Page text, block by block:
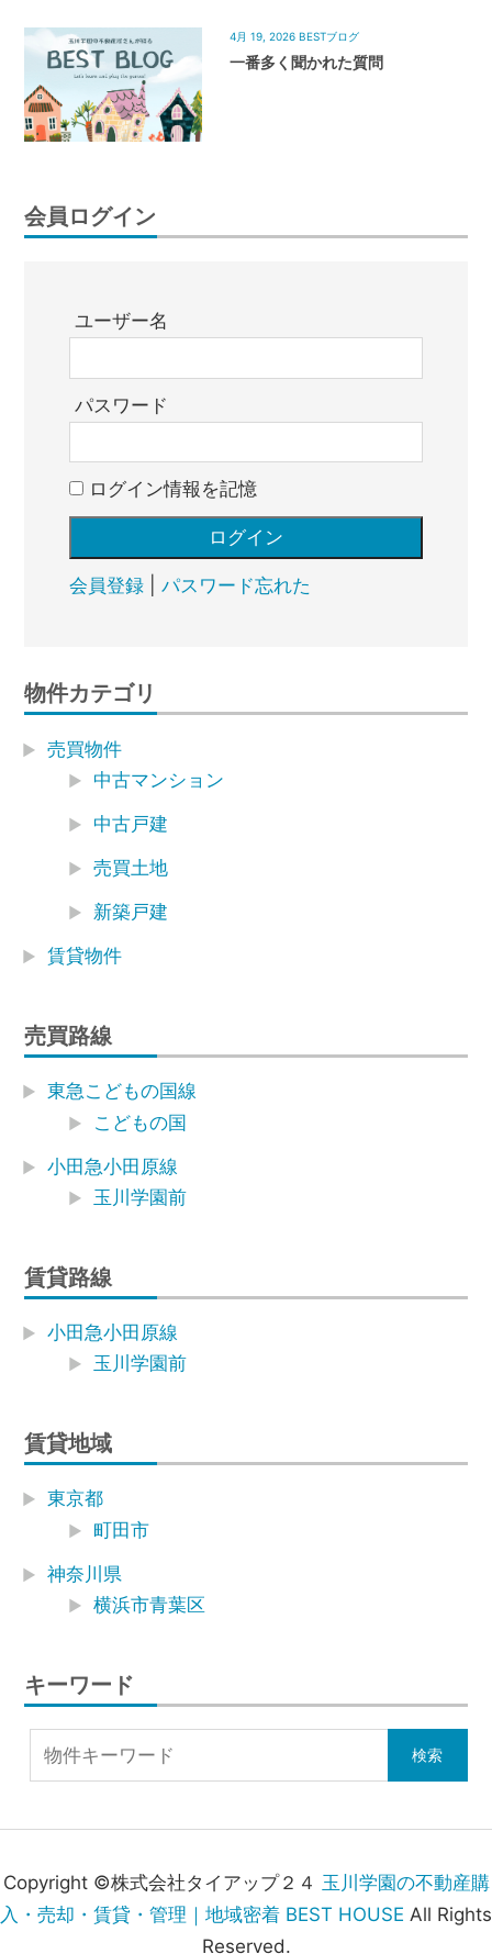
4月 19, 2026 BESTブログ
一番多く聞かれた質問
会員ログイン
ユーザー名
パスワード
ログイン情報を記憶
会員登録| パスワード忘れた
物件カテゴリ
売買物件
中古マンション
中古戸建
売買土地
新築戸建
賃貸物件
売買路線
東急こどもの国線
こどもの国
小田急小田原線
玉川学園前
賃貸路線
小田急小田原線
玉川学園前
賃貸地域
東京都
町田市
神奈川県
横浜市青葉区
キーワード
Copyright ©株式会社タイアップ２４ 玉川学園の不動産購
入・売却・賃貸・管理｜地域密着 BEST HOUSE All Rights
Reserved.